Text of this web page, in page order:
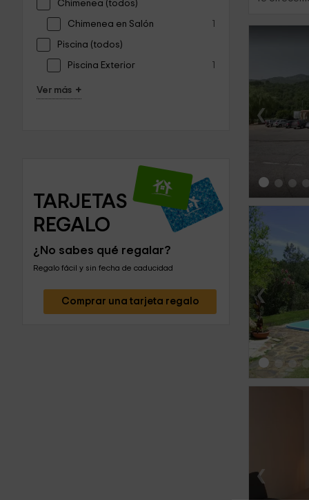
Chimenea (todos)
Chimenea en Salón 1
Piscina (todos)
Piscina Exterior 1
Ver más +
TARJETAS
REGALO
¿No sabes qué regalar?
Regalo fácil y sin fecha de caducidad
Comprar una tarjeta regalo
‹
‹
‹